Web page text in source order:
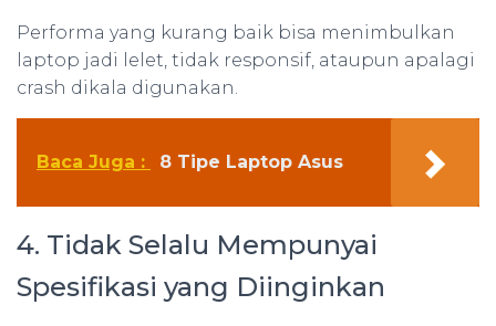
Performa yang kurang baik bisa menimbulkan
laptop jadi lelet, tidak responsif, ataupun apalagi
crash dikala digunakan.
Baca Juga : 8 Tipe Laptop Asus
4. Tidak Selalu Mempunyai
Spesifikasi yang Diinginkan